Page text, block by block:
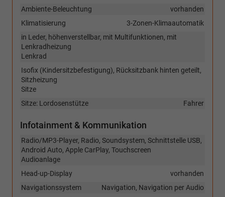
vorhanden
Ambiente-Beleuchtung
3-Zonen-Klimaautomatik
Klimatisierung
in Leder, höhenverstellbar, mit Multifunktionen, mit
Lenkradheizung
Lenkrad
Isofix (Kindersitzbefestigung), Rücksitzbank hinten geteilt,
Sitzheizung
Sitze
Fahrer
Sitze: Lordosenstütze
Infotainment & Kommunikation
Radio/MP3-Player, Radio, Soundsystem, Schnittstelle USB,
Android Auto, Apple CarPlay, Touchscreen
Audioanlage
vorhanden
Head-up-Display
Navigation, Navigation per Audio
Navigationssystem